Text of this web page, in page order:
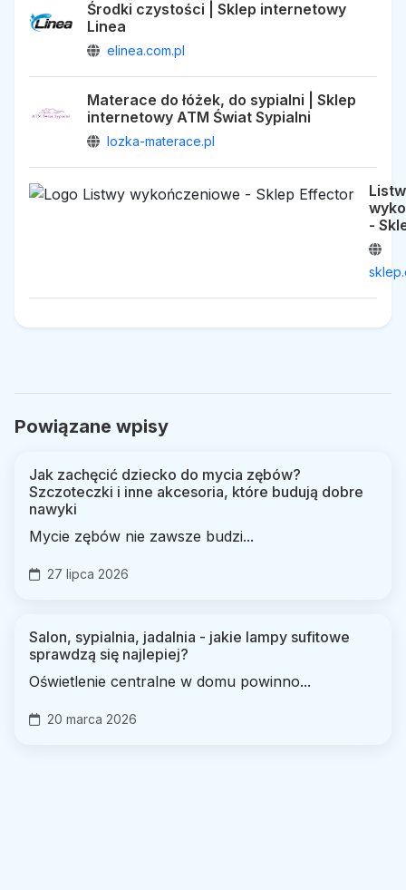
Środki czystości | Sklep internetowy
Linea
elinea.com.pl
Materace do łóżek, do sypialni | Sklep
internetowy ATM Świat Sypialni
lozka-materace.pl
-
Powiązane wpisy
Jak zachęcić dziecko do mycia zębów?
Szczoteczki i inne akcesoria, które budują dobre
nawyki
Mycie zębów nie zawsze budzi...
27 lipca 2026
Salon, sypialnia, jadalnia - jakie lampy sufitowe
sprawdzą się najlepiej?
Oświetlenie centralne w domu powinno...
20 marca 2026